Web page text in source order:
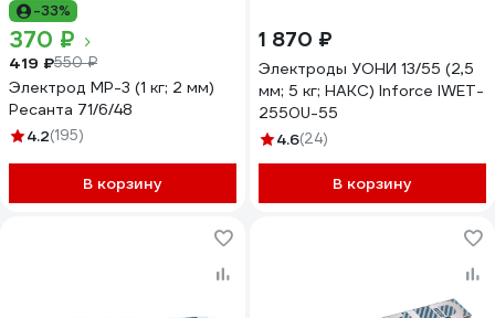
-33%
370 ₽
419 ₽550 ₽
Электрод МР-3 (1 кг; 2 мм)
Ресанта 71/6/48
4.2(195)
В корзину
1 870 ₽
Электроды УОНИ 13/55 (2,5
мм; 5 кг; НАКС) Inforce IWET-
2550U-55
4.6(24)
В корзину